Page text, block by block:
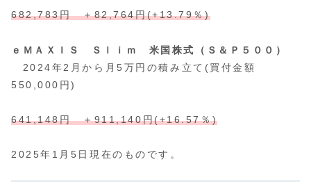
682,783円 ＋82,764円(+13.79％)
ｅＭＡＸＩＳ Ｓｌｉｍ 米国株式（Ｓ＆Ｐ５００）
2024年2月から月5万円の積み立て(買付金額
550,000円)
641,148円 ＋911,140円(+16.57％)
2025年1月5日現在のものです。